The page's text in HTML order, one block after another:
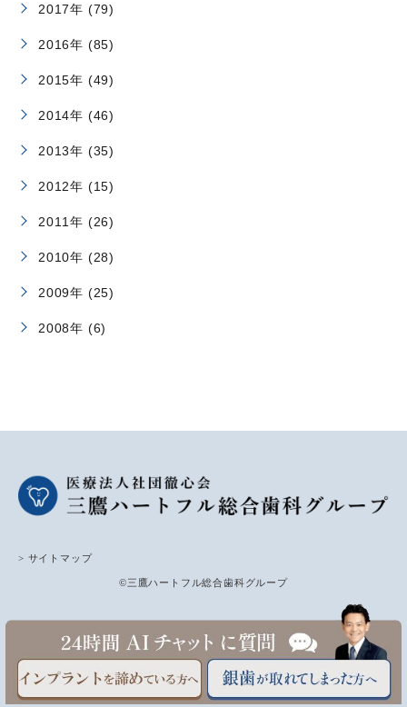
2017年 (79)
2016年 (85)
2015年 (49)
2014年 (46)
2013年 (35)
2012年 (15)
2011年 (26)
2010年 (28)
2009年 (25)
2008年 (6)
> サイトマップ
©三鷹ハートフル総合歯科グループ